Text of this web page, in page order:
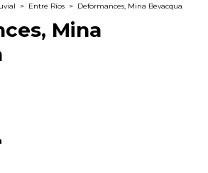
> Entre Ríos > Deformances, Mina Bevacqua
Mina